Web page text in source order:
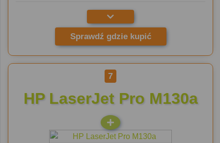
Sprawdź gdzie kupić
7
HP LaserJet Pro M130a